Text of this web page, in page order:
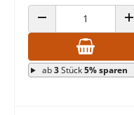
ANZAHL VERRINGERN
ab3Stück5% sparen